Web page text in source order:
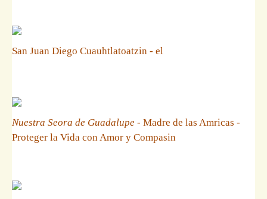
San Juan Diego Cuauhtlatoatzin - el
Nuestra Seora de Guadalupe - Madre de las Amricas -
Proteger la Vida con Amor y Compasin